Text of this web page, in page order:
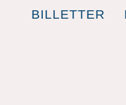
BILLETTER